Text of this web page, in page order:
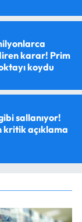
karar! Prim
koydu
sallanıyor!
kritik açıklama